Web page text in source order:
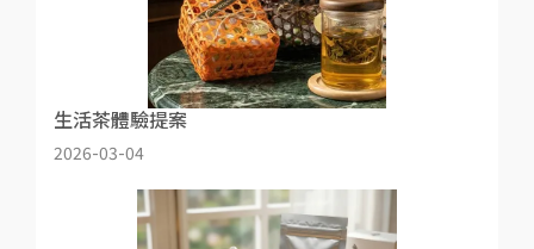
生活茶體驗提案
2026-03-04